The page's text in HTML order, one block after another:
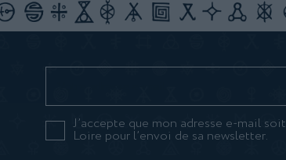
J’accepte que mon adresse e-mail
Loire pour l’envoi de sa newsletter.